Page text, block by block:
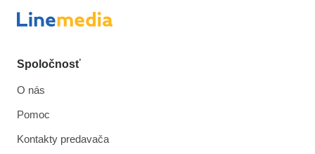
Spoločnosť
O nás
Pomoc
Kontakty predavača